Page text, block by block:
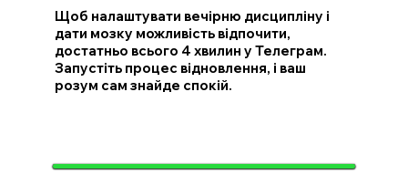
Щоб налаштувати вечірню дисципліну і
дати мозку можливість відпочити,
достатньо всього 4 хвилин у Телеграм.
Запустіть процес відновлення, і ваш
розум сам знайде спокій.